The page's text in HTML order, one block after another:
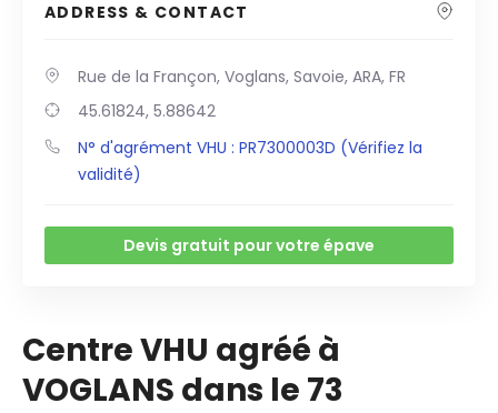
ADDRESS & CONTACT
Rue de la Françon, Voglans, Savoie, ARA, FR
45.61824, 5.88642
N° d'agrément VHU : PR7300003D (Vérifiez la
validité)
Devis gratuit pour votre épave
Centre VHU agréé à
VOGLANS dans le 73